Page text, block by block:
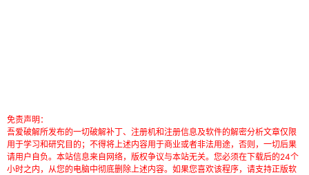
免责声明：
吾爱破解所发布的一切破解补丁、注册机和注册信息及软件的解密分析文章仅限
用于学习和研究目的；不得将上述内容用于商业或者非法用途，否则，一切后果
请用户自负。本站信息来自网络，版权争议与本站无关。您必须在下载后的24个
小时之内，从您的电脑中彻底删除上述内容。如果您喜欢该程序，请支持正版软